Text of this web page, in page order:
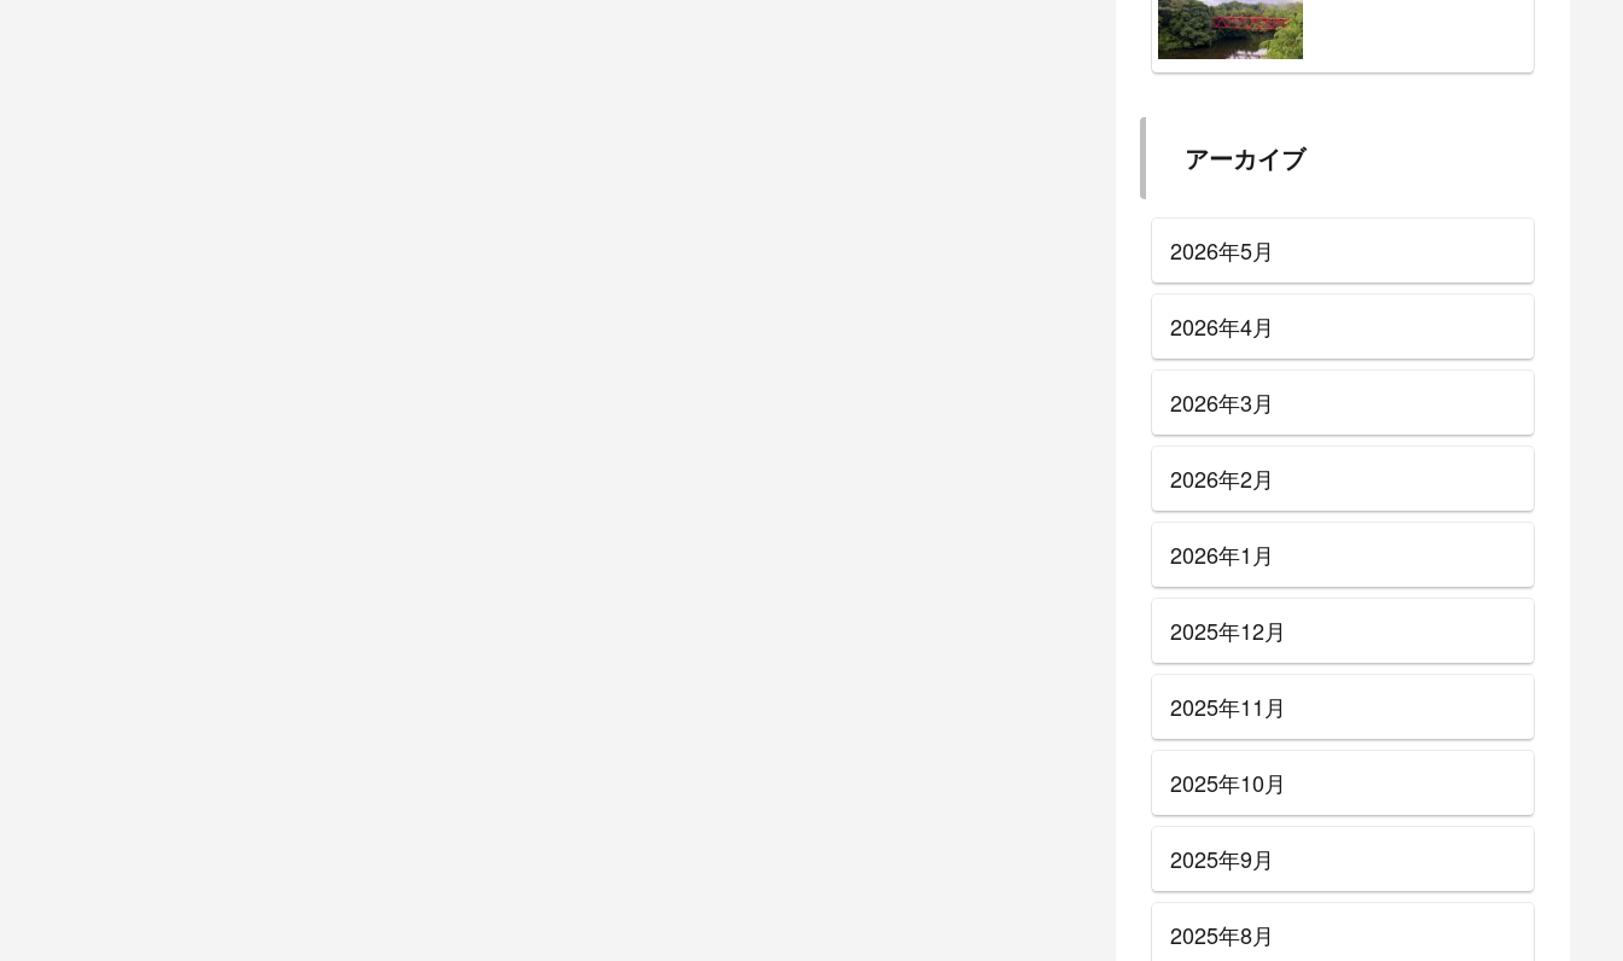
アーカイブ
2026年5月
2026年4月
2026年3月
2026年2月
2026年1月
2025年12月
2025年11月
2025年10月
2025年9月
2025年8月